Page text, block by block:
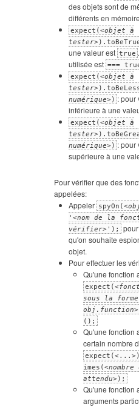
des objets sont de
différents en
expect(<objet à
tester
une valeur est true
utilisée est ===
expect(<objet à
tester
numérique>) : pour
inférieure à une
expect(<objet à
tester
numérique>) : pour
supérieure à une
Pour vérifier que des
appelées:
Appeler spyOn(<
'<nom de la
vérifier>'); pour
qu'on souhaite
objet.
Pour effectuer les
Qu'une fonction
expect(<
sous la forme
obj.function
();
Qu'une fonction
certain nombre
imes(<
attendu>);
Qu'une fonction
arguments